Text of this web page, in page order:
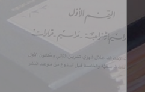
2012
2011
2010